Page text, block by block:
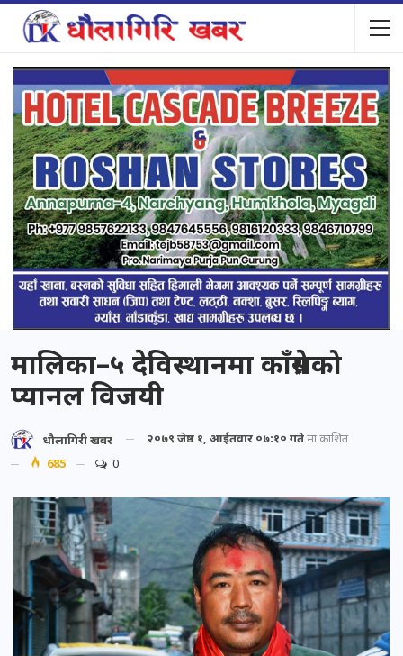
मालिका–५ देविस्थानमा काँग्रेसको
प्यानल विजयी
धौलागिरी खबर २०७९ जेष्ठ १, आईतवार ०७:१० गतेमा प्रकाशित
685
0